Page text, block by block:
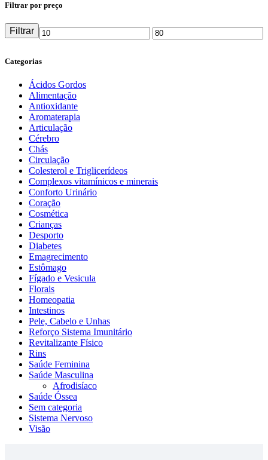
Filtrar por preço
Preço Preço
Filtrar
Categorias
Ácidos Gordos
Alimentação
Antioxidante
Aromaterapia
Articulação
Cérebro
Chás
Circulação
Colesterol e Triglicerídeos
Complexos vitamínicos e minerais
Conforto Urinário
Coração
Cosmética
Crianças
Desporto
Diabetes
Emagrecimento
Estômago
Fígado e Vesicula
Florais
Homeopatia
Intestinos
Pele, Cabelo e Unhas
Reforço Sistema Imunitário
Revitalizante Físico
Rins
Saúde Feminina
Saúde Masculina
Afrodisíaco
Saúde Óssea
Sem categoria
Sistema Nervoso
Visão